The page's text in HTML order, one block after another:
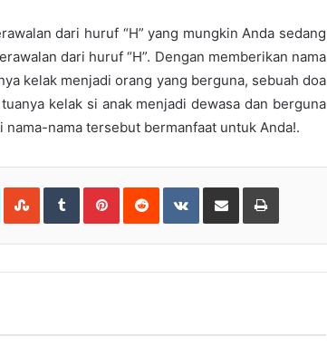
dari huruf “H” yang mungkin Anda sedang
dari huruf “H”. Dengan memberikan nama
kelak menjadi orang yang berguna, sebuah doa
kelak si anak menjadi dewasa dan berguna
nama tersebut bermanfaat untuk Anda!.
LinkedInStumbleUpon
TumblrPinterestReddit VKontakteShare
Email
Print